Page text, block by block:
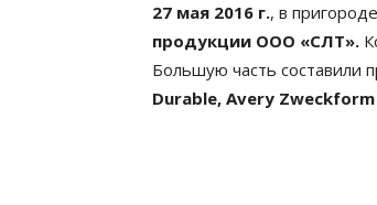
27 мая 2016 г., в
продукции ООО «СЛТ».
Большую часть составили
Durable, Avery